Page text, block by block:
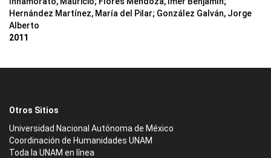
Hernández Martínez, María del Pilar; González Galván, Jorge
Alberto
2011
Otros Sitios
Universidad Nacional Autónoma de México
Coordinación de Humanidades UNAM
Toda la UNAM en línea